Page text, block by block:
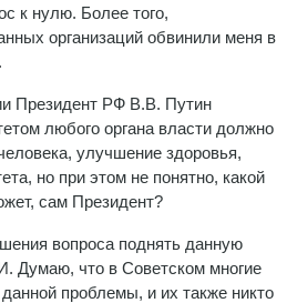
к нулю. Более того,
организаций обвинили меня в
Президент РФ В.В. Путин
любого органа власти должно
улучшение здоровья,
но при этом не понятно, какой
сам Президент?
вопроса поднять данную
Думаю, что в Советском многие
проблемы, и их также никто